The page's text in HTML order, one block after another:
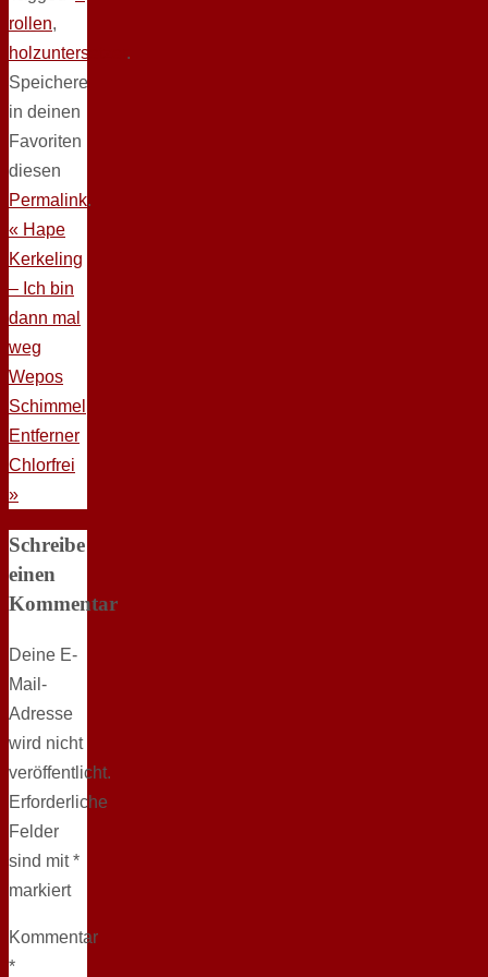
rollen,
holzuntersetzer .
Speichere
in deinen
Favoriten
diesen
Permalink.
« Hape
Kerkeling
– Ich bin
dann mal
weg
Wepos
Schimmel
Entferner
Chlorfrei
»
Schreibe
einen
Kommentar
Deine E-
Mail-
Adresse
wird nicht
veröffentlicht.
Erforderliche
Felder
sind mit*
markiert
Kommentar
*